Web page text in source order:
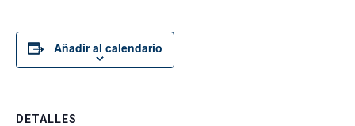
Añadir al calendario
DETALLES